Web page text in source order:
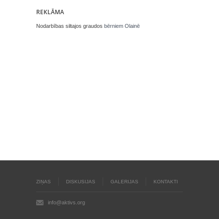
REKLĀMA
Nodarbības siltajos graudos bērniem Olainē
ZIŅAS DISKUSIJAS GALERIJAS KONTAKTI
info@aktivs.org